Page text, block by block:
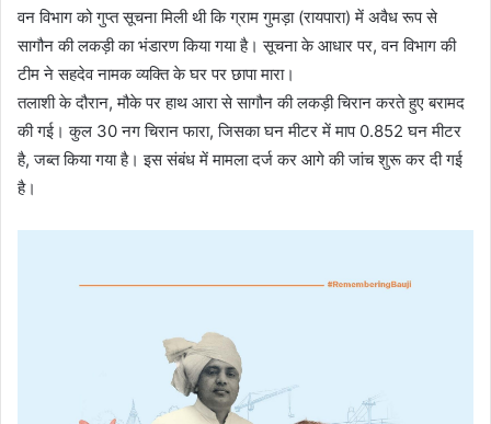
वन विभाग को गुप्त सूचना मिली थी कि ग्राम गुमड़ा (रायपारा) में अवैध रूप से
सागौन की लकड़ी का भंडारण किया गया है। सूचना के आधार पर, वन विभाग की
टीम ने सहदेव नामक व्यक्ति के घर पर छापा मारा।
तलाशी के दौरान, मौके पर हाथ आरा से सागौन की लकड़ी चिरान करते हुए बरामद
की गई। कुल 30 नग चिरान फारा, जिसका घन मीटर में माप 0.852 घन मीटर
है, जब्त किया गया है। इस संबंध में मामला दर्ज कर आगे की जांच शुरू कर दी गई
है।